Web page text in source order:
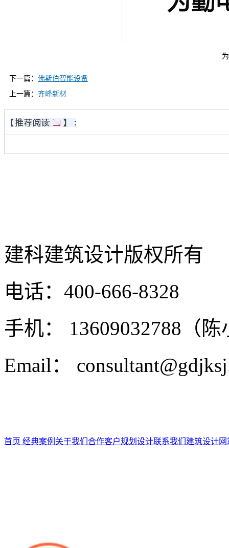
下一篇： 佛斯伯智能设备
上一篇： 齐峰新材
建科建筑设计版权所有
电话：400-666-8328
手机： 13609032788（陈
Email：
首页 经典案例 关于我们 合作客户规划设计联系我们 建筑设计